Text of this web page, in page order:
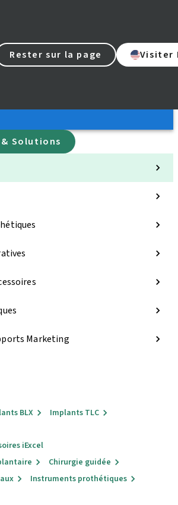
Rester sur la page
Visiter
Nos marquesNos marques
Solutions
Marketing
BLX
Implants TLC
iExcel
Chirurgie guidée
Instruments prothétiques